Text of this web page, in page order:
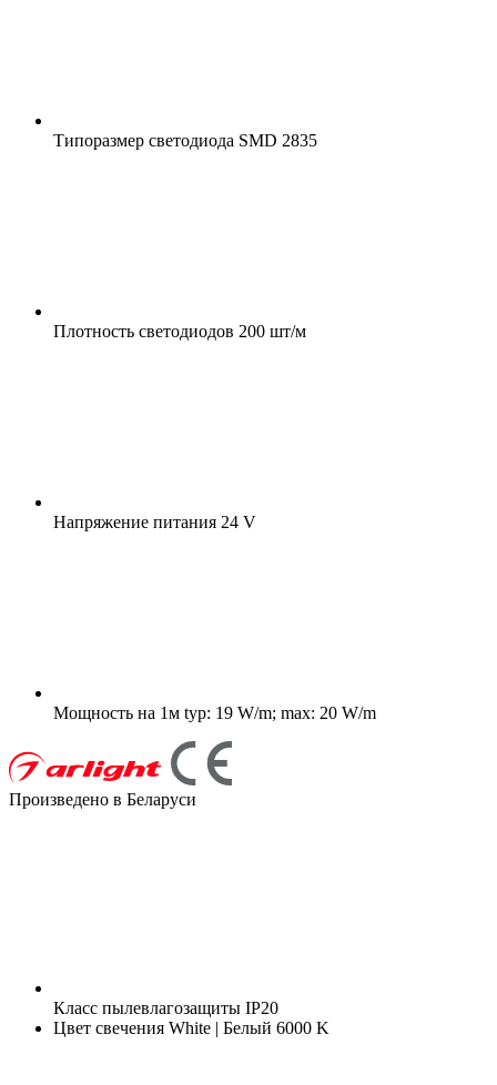
Типоразмер светодиода SMD 2835
Плотность светодиодов 200 шт/м
Напряжение питания 24 V
Мощность на 1м typ: 19 W/m; max: 20 W/m
Произведено в Беларуси
Класс пылевлагозащиты IP20
Цвет свечения White | Белый 6000 K